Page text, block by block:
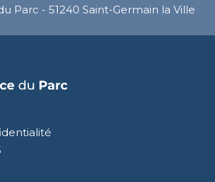
Parc - 51240 Saint-Germain la Ville